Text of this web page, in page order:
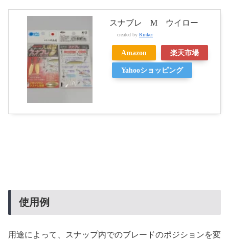
スナブレ M ウイロー
created by Rinker
Amazon 楽天市場
Yahooショッピング
使用例
用途によって、スナップ内でのブレードのポジションを変